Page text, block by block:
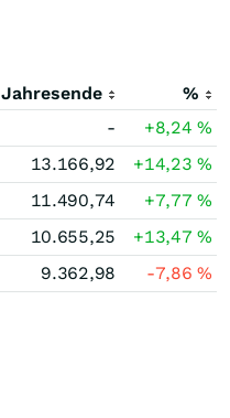
Jahresende
%
- +8,24%
13.166,92 +14,23%
11.490,74 +7,77%
10.655,25 +13,47%
9.362,98 -7,86%